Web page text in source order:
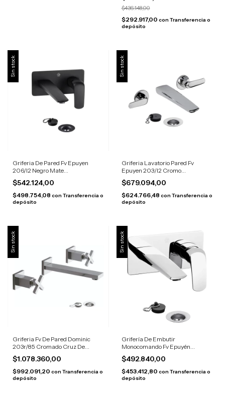
$436.148,00
$292.917,00 con Transferencia o
depósito
Sin stock
Griferia De Pared Fv Epuyen
206/l2 Negro Mate
Monocomando
$542.124,00
$498.754,08 con Transferencia o
depósito
Sin stock
Griferia Lavatorio Pared Fv
Epuyen 203/l2 Cromo
Monocomando Cromado
$679.094,00
$624.766,48 con Transferencia o
depósito
Sin stock
Griferia Fv De Pared Dominic
203r/85 Cromado Cruz De
Embutir Plateado
$1.078.360,00
$992.091,20 con Transferencia o
depósito
Sin stock
Grifería De Embutir
Monocomando Fv Epuyén
0206/l2 Cromado Cromo
$492.840,00
$453.412,80 con Transferencia o
depósito